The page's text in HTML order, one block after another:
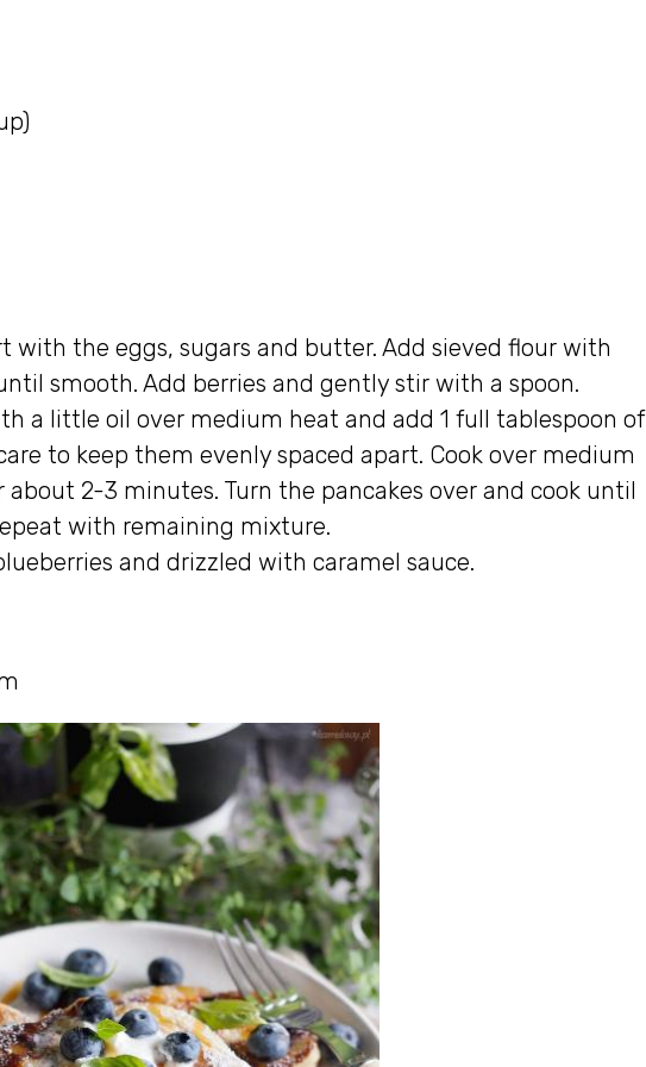
with the eggs, sugars and butter. Add sieved flour with
smooth. Add berries and gently stir with a spoon.
a little oil over medium heat and add 1 full tablespoon of
to keep them evenly spaced apart. Cook over medium
2-3 minutes. Turn the pancakes over and cook until
with remaining mixture.
and drizzled with caramel sauce.